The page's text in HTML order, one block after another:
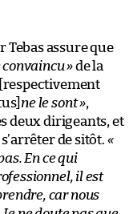
Tebas assure que
convaincu »de la
ne le sont »,
deux dirigeants, et
de sitôt. «
En ce qui
il est
car nous